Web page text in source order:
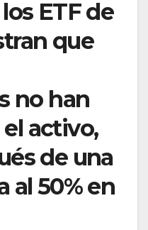
ETF de
que
no han
activo,
de una
al 50% en